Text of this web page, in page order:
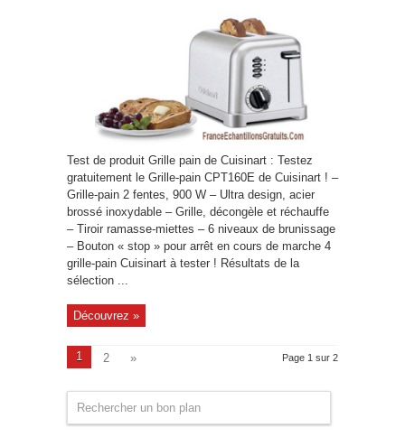
Test de produit Grille pain de Cuisinart : Testez
gratuitement le Grille-pain CPT160E de Cuisinart ! –
Grille-pain 2 fentes, 900 W – Ultra design, acier
brossé inoxydable – Grille, décongèle et réchauffe
– Tiroir ramasse-miettes – 6 niveaux de brunissage
– Bouton « stop » pour arrêt en cours de marche 4
grille-pain Cuisinart à tester ! Résultats de la
sélection ...
Découvrez »
Page 1 sur 2
1 2 »